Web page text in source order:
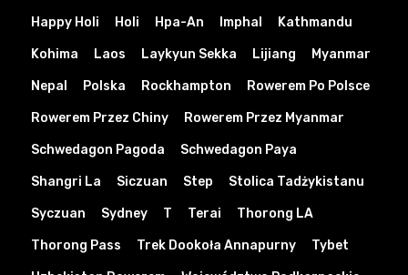
Happy Holi Holi Hpa-An Imphal Kathmandu
Kohima Laos Laykyun Sekka Lijiang Myanmar
Nepal Polska Rockhampton Rowerem Po Polsce
Rowerem Przez Chiny Rowerem Przez Myanmar
Schwedagon Pagoda Schwedagon Paya
Shangri La Siczuan Step Stolica Tadżykistanu
Syczuan Sydney T Terai Thorong LA
Thorong Pass Trek Dookoła Annapurny Tybet